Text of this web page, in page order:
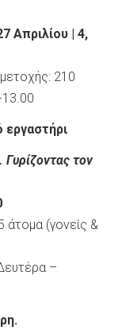
Απριλίου | 4,
210
εργαστήρι
τον
άτομα (γονείς &
–